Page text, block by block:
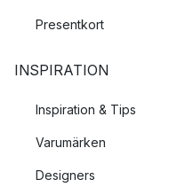
Presentkort
INSPIRATION
Inspiration & Tips
Varumärken
Designers